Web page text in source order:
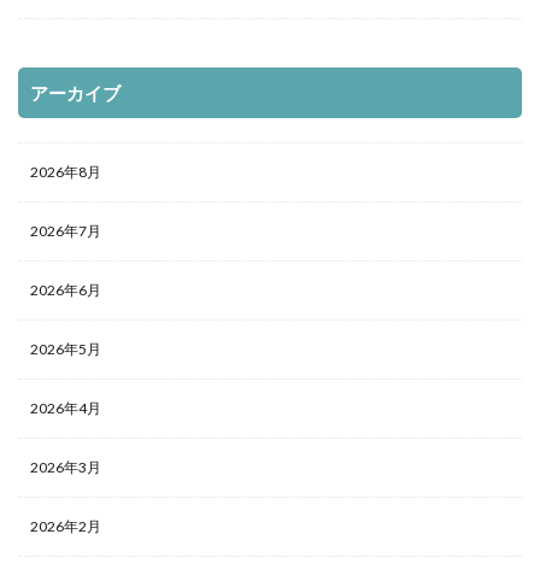
アーカイブ
2026年8月
2026年7月
2026年6月
2026年5月
2026年4月
2026年3月
2026年2月